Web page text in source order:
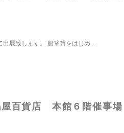
展致します。 船箪笥をはじめ...
屋百貨店 本館６階催事場